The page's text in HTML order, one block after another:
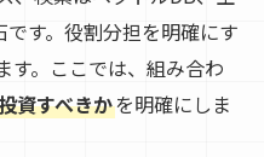
す。役割分担を明確にす
す。ここでは、組み合わ
資すべきかを明確にしま